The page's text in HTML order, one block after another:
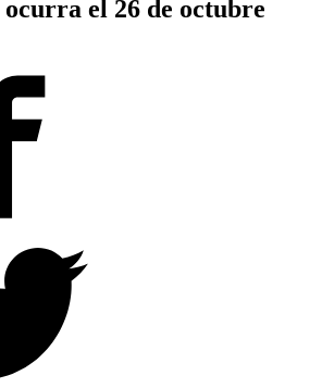
el 26 de octubre